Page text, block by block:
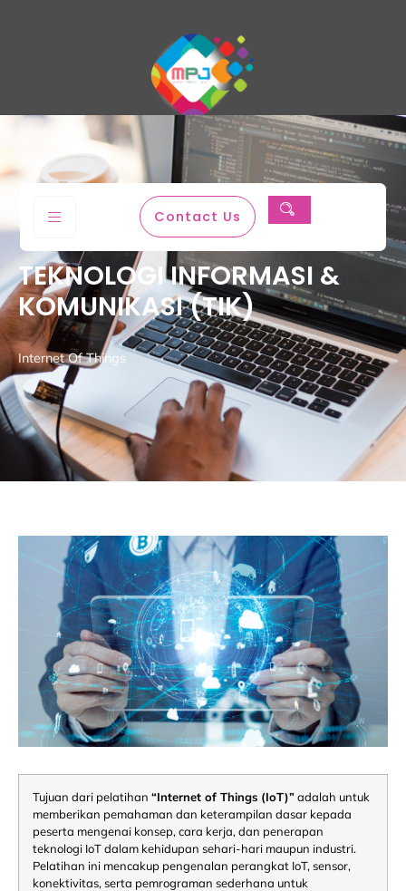
Magenta Permata Jaya
Contact Us
TEKNOLOGI INFORMASI &
KOMUNIKASI (TIK)
Internet Of Things
Tujuan dari pelatihan “Internet of Things (IoT)”adalah untuk
memberikan pemahaman dan keterampilan dasar kepada
peserta mengenai konsep, cara kerja, dan penerapan
teknologi IoT dalam kehidupan sehari-hari maupun industri.
Pelatihan ini mencakup pengenalan perangkat IoT, sensor,
konektivitas, serta pemrograman sederhana untuk